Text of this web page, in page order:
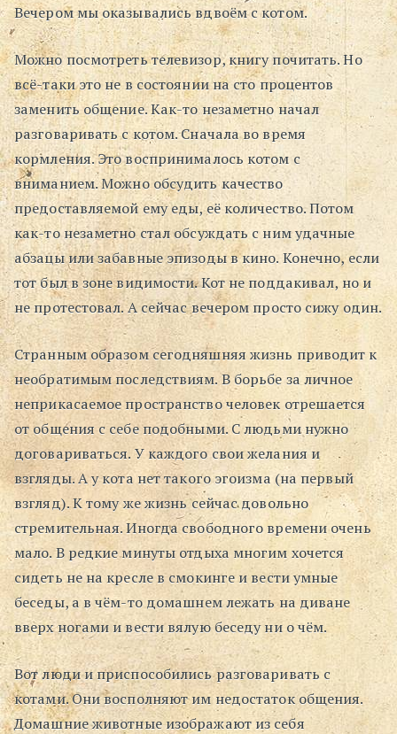
Вечером мы оказывались вдвоём с котом.
Можно посмотреть телевизор, книгу почитать. Но
всё-таки это не в состоянии на сто процентов
заменить общение. Как-то незаметно начал
разговаривать с котом. Сначала во время
кормления. Это воспринималось котом с
вниманием. Можно обсудить качество
предоставляемой ему еды, её количество. Потом
как-то незаметно стал обсуждать с ним удачные
абзацы или забавные эпизоды в кино. Конечно, если
тот был в зоне видимости. Кот не поддакивал, но и
не протестовал. А сейчас вечером просто сижу один.
Странным образом сегодняшняя жизнь приводит к
необратимым последствиям. В борьбе за личное
неприкасаемое пространство человек отрешается
от общения с себе подобными. С людьми нужно
договариваться. У каждого свои желания и
взгляды. А у кота нет такого эгоизма (на первый
взгляд). К тому же жизнь сейчас довольно
стремительная. Иногда свободного времени очень
мало. В редкие минуты отдыха многим хочется
сидеть не на кресле в смокинге и вести умные
беседы, а в чём-то домашнем лежать на диване
вверх ногами и вести вялую беседу ни о чём.
Вот люди и приспособились разговаривать с
котами. Они восполняют им недостаток общения.
Домашние животные изображают из себя